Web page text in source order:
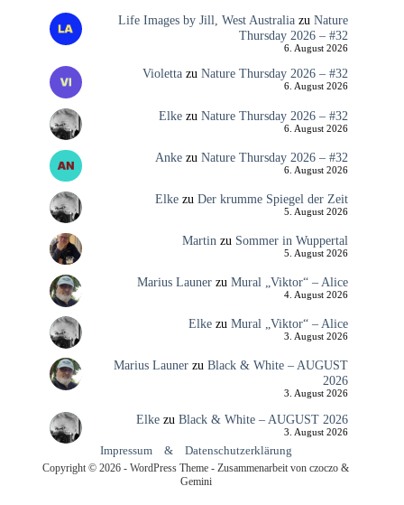
Life Images by Jill, West Australiazu Nature
Thursday 2026 – #32
6. August 2026
Violettazu Nature Thursday 2026 – #32
6. August 2026
Elkezu Nature Thursday 2026 – #32
6. August 2026
Ankezu Nature Thursday 2026 – #32
6. August 2026
Elkezu Der krumme Spiegel der Zeit
5. August 2026
Martin zu Sommer in Wuppertal
5. August 2026
Marius Launerzu Mural „Viktor“ – Alice
4. August 2026
Elkezu Mural „Viktor“ – Alice
3. August 2026
Marius Launerzu Black & White – AUGUST
2026
3. August 2026
Elkezu Black & White – AUGUST 2026
3. August 2026
Impressum & Datenschutzerklärung
Copyright © 2026 - WordPress Theme - Zusammenarbeit von czoczo &
Gemini